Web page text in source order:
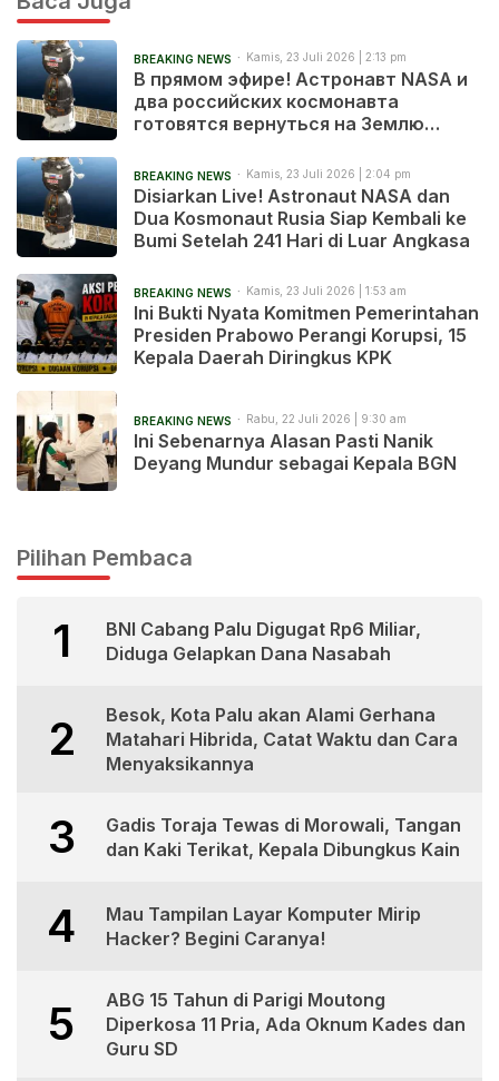
BREAKING NEWS Kamis, 23 Juli 2026 | 2:13 pm
В прямом эфире! Астронавт NASA и
два российских космонавта
готовятся вернуться на Землю
BREAKING NEWS Kamis, 23 Juli 2026 | 2:04 pm
Disiarkan Live! Astronaut NASA dan
Dua Kosmonaut Rusia Siap Kembali ke
Bumi Setelah 241 Hari di Luar Angkasa
BREAKING NEWS Kamis, 23 Juli 2026 | 1:53 am
Ini Bukti Nyata Komitmen Pemerintahan
Presiden Prabowo Perangi Korupsi, 15
Kepala Daerah Diringkus KPK
BREAKING NEWS Rabu, 22 Juli 2026 | 9:30 am
Ini Sebenarnya Alasan Pasti Nanik
Deyang Mundur sebagai Kepala BGN
Pilihan Pembaca
1
BNI Cabang Palu Digugat Rp6 Miliar,
Diduga Gelapkan Dana Nasabah
2
Besok, Kota Palu akan Alami Gerhana
Matahari Hibrida, Catat Waktu dan Cara
Menyaksikannya
3
Gadis Toraja Tewas di Morowali, Tangan
dan Kaki Terikat, Kepala Dibungkus Kain
4
Mau Tampilan Layar Komputer Mirip
Hacker? Begini Caranya!
5
ABG 15 Tahun di Parigi Moutong
Diperkosa 11 Pria, Ada Oknum Kades dan
Guru SD